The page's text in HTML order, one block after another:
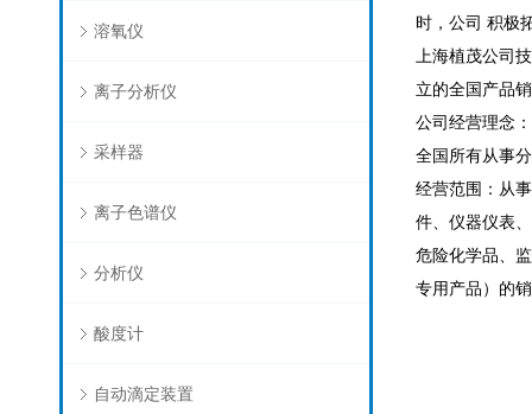
溶氧仪
离子分析仪
采样器
离子色谱仪
分析仪
酸度计
自动滴定装置
时，公司 积极
上海植茂公司
立的全国产品
公司经营理念
全国所有从事
经营范围：从
件、仪器仪表
危险化学品、
专用产品）的